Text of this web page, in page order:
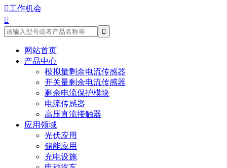
工作机会

网站首页
产品中心
模拟量剩余电流传感器
开关量剩余电流传感器
剩余电流保护模块
电流传感器
高压直流接触器
应用领域
光伏应用
储能应用
充电设施